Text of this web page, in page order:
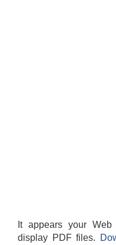
It appears your
display PDF files.